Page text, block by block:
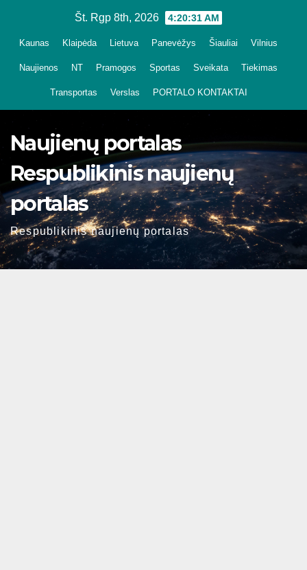
Št. Rgp 8th, 2026 4:20:32 AM
Kaunas Klaipėda Lietuva Panevėžys Šiauliai Vilnius
Naujienos NT Pramogos Sportas Sveikata Tiekimas
Transportas Verslas PORTALO KONTAKTAI
Naujienų portalas
Respublikinis naujienų
portalas
Respublikinis naujienų portalas